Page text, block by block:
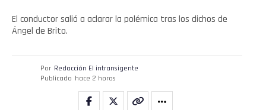
El conductor salió a aclarar la polémica tras los dichos de
Ángel de Brito.
Por Redacción El intransigente
Publicado hace 2 horas